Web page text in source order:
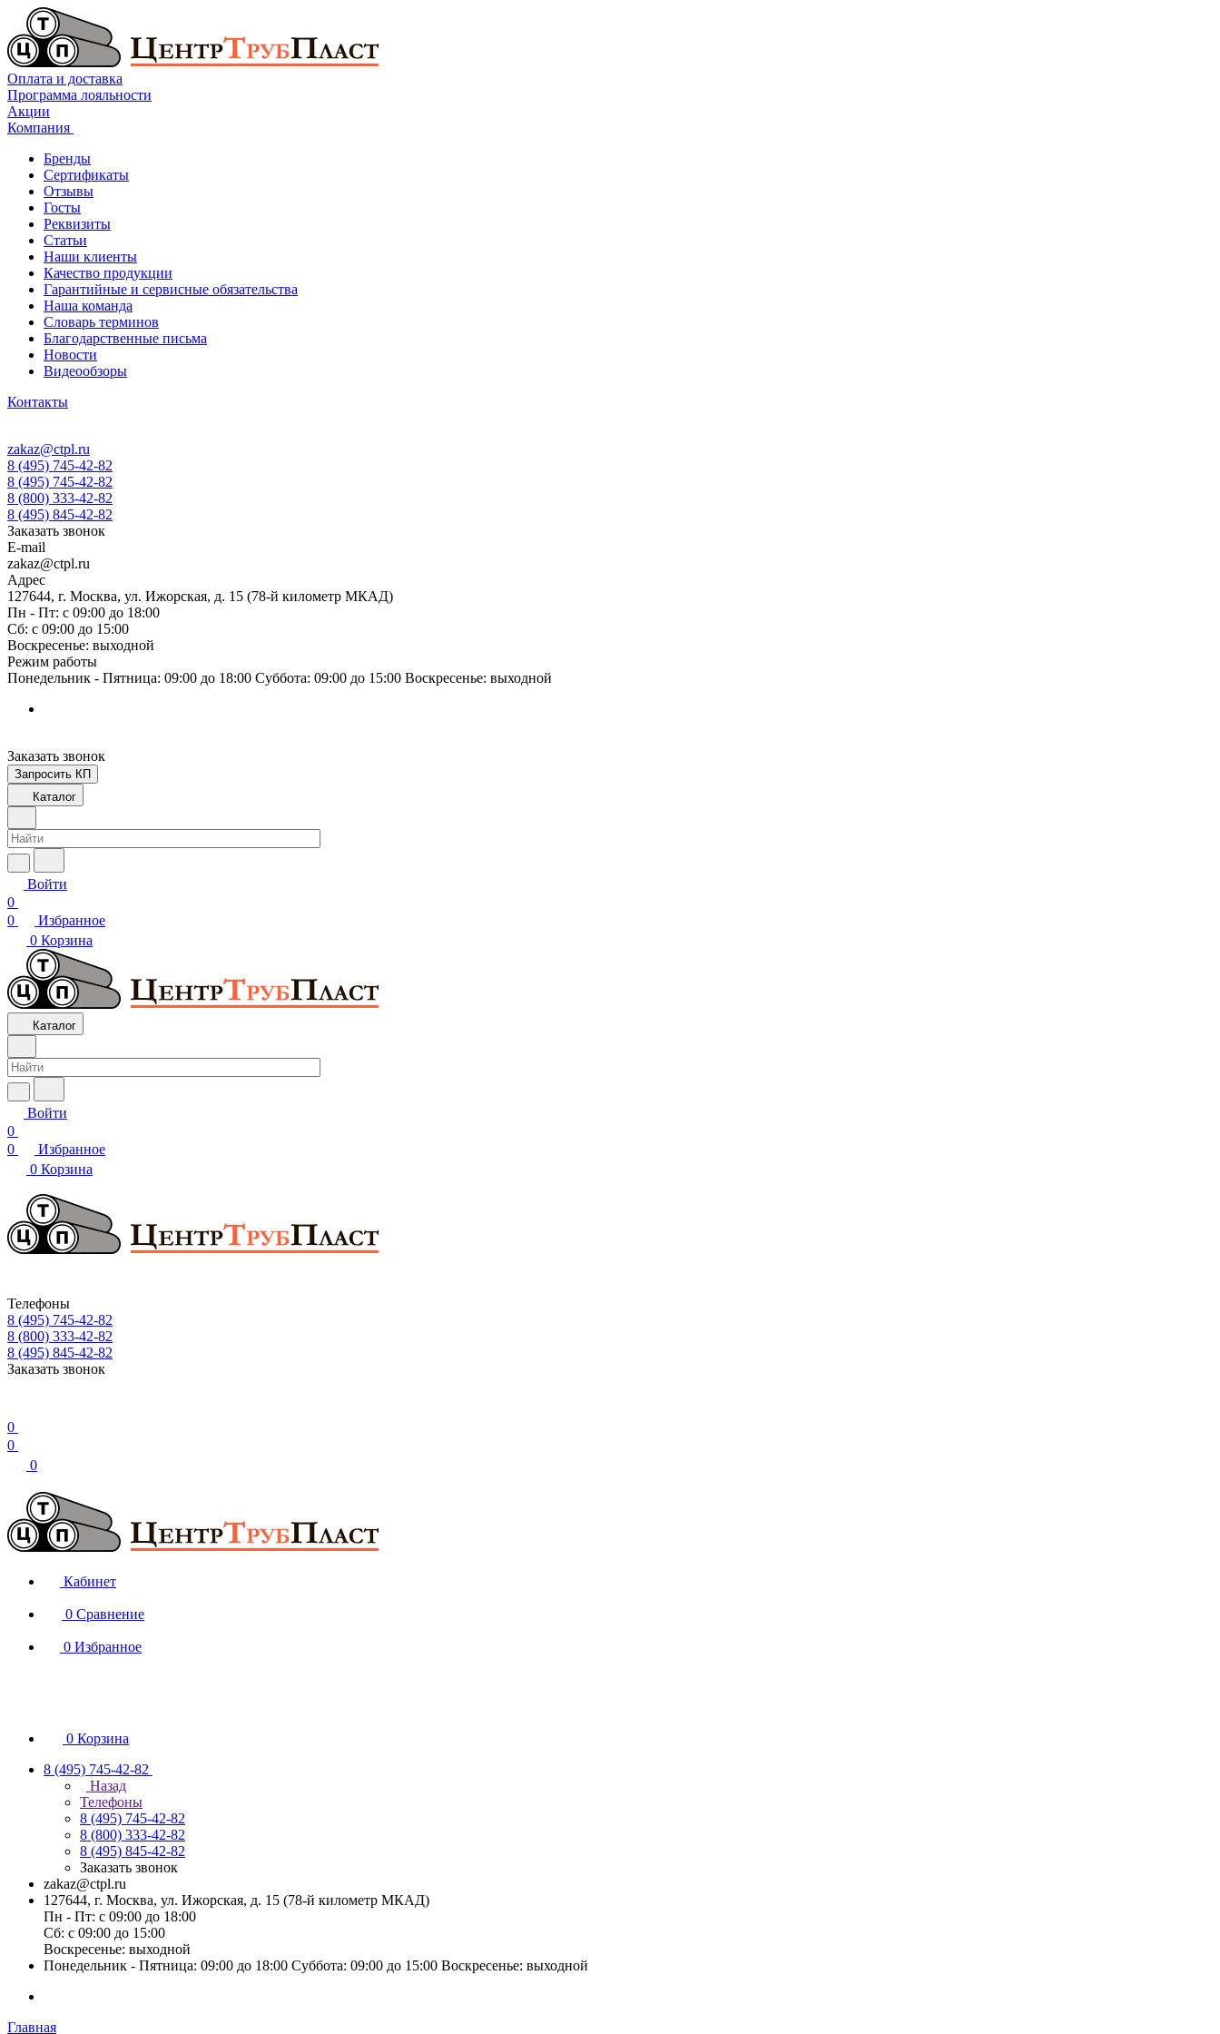
Оплата и доставка
Программа лояльности
Акции
Компания
Бренды
Сертификаты
Отзывы
Госты
Реквизиты
Статьи
Наши клиенты
Качество продукции
Гарантийные и сервисные обязательства
Наша команда
Словарь терминов
Благодарственные письма
Новости
Видеообзоры
Контакты
zakaz@ctpl.ru
8 (495) 745-42-82
8 (495) 745-42-82
8 (800) 333-42-82
8 (495) 845-42-82
Заказать звонок
E-mail
zakaz@ctpl.ru
Адрес
127644, г. Москва, ул. Ижорская, д. 15 (78-й километр МКАД)
Пн - Пт: с 09:00 до 18:00
Сб: с 09:00 до 15:00
Воскресенье: выходной
Режим работы
Понедельник - Пятница: 09:00 до 18:00 Суббота: 09:00 до 15:00 Воскресенье: выходной
Заказать звонок
Запросить КП
Каталог
Войти
0
0
Избранное
0 Корзина
Каталог
Войти
0
0
Избранное
0 Корзина
Телефоны
8 (495) 745-42-82
8 (800) 333-42-82
8 (495) 845-42-82
Заказать звонок
0
0
0
Кабинет
0 Сравнение
0 Избранное
0 Корзина
8 (495) 745-42-82
Назад
Телефоны
8 (495) 745-42-82
8 (800) 333-42-82
8 (495) 845-42-82
Заказать звонок
zakaz@ctpl.ru
127644, г. Москва, ул. Ижорская, д. 15 (78-й километр МКАД)
Пн - Пт: с 09:00 до 18:00
Сб: с 09:00 до 15:00
Воскресенье: выходной
Понедельник - Пятница: 09:00 до 18:00 Суббота: 09:00 до 15:00 Воскресенье: выходной
Главная